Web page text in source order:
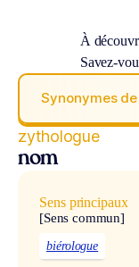
À
Savez-
Synonymes de
zythologue
nom
Sens principaux
[Sens commun]
biérologue